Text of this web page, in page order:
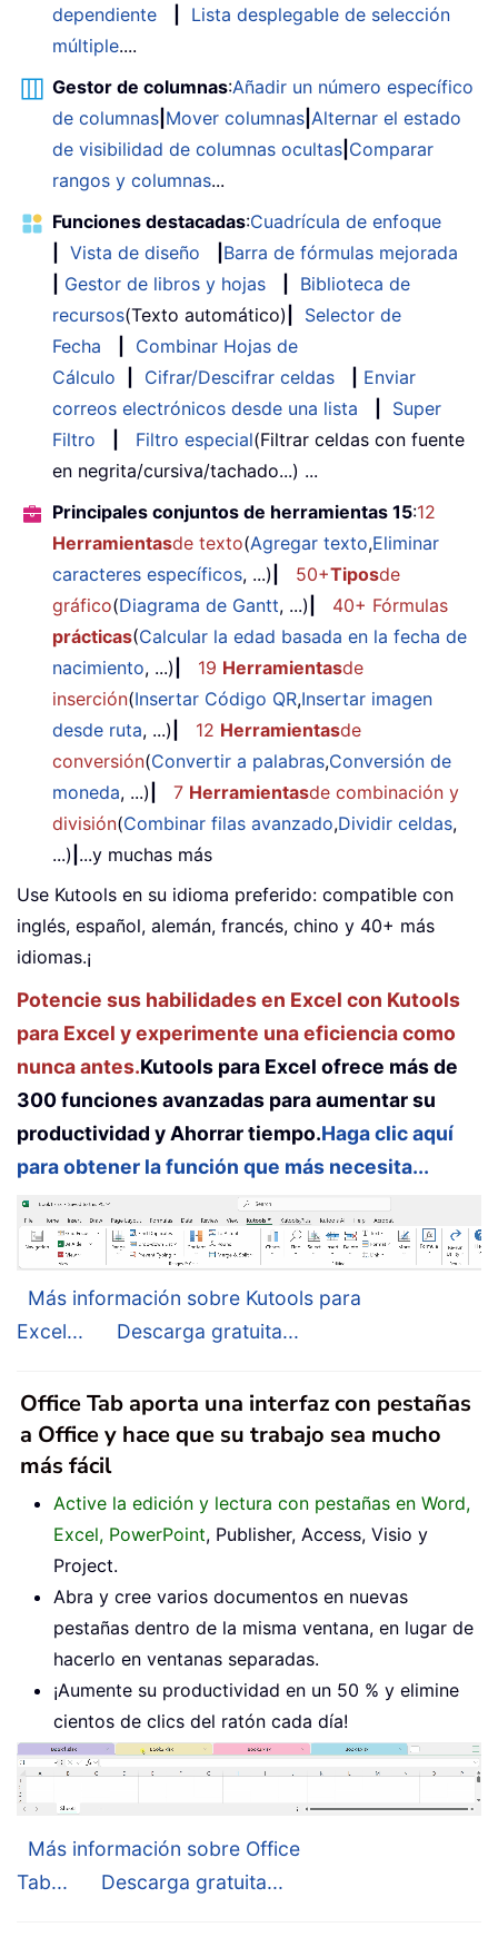
dependiente
Lista desplegable de selección
múltiple....
Gestor de columnas:Añadir un número específico
de columnas Mover columnas Alternar el estado
de visibilidad de columnas ocultas Comparar
rangos y columnas...
Funciones destacadas:Cuadrícula de enfoque
Vista de diseño
Barra de fórmulas mejorada
Gestor de libros y hojas
Biblioteca de
recursos(Texto automático)
Selector de
Fecha
Combinar Hojas de
Cálculo
Cifrar/Descifrar celdas
Enviar
correos electrónicos desde una lista
Super
Filtro
Filtro especial(Filtrar celdas con fuente
en negrita/cursiva/tachado...) ...
Principales conjuntos de herramientas 15:12
Herramientasde texto(Agregar texto,Eliminar
caracteres específicos, ...) 50+Tiposde
gráfico(Diagrama de Gantt, ...)
40+ Fórmulas
prácticas(Calcular la edad basada en la fecha de
nacimiento, ...) 19 Herramientasde
inserción(Insertar Código QR,Insertar imagen
desde ruta, ...) 12 Herramientasde
conversión(Convertir a palabras,Conversión de
moneda, ...) 7 Herramientasde combinación y
división(Combinar filas avanzado,Dividir celdas,
...) ...y muchas más
Use Kutools en su idioma preferido: compatible con
inglés, español, alemán, francés, chino y 40+ más
idiomas.¡
Potencie sus habilidades en Excel con Kutools
para Excel y experimente una eficiencia como
nunca antes.Kutools para Excel ofrece más de
300 funciones avanzadas para aumentar su
productividad y Ahorrar tiempo.Haga clic aquí
para obtener la función que más necesita...
Más información sobre Kutools para
Excel...
Descarga gratuita...
Office Tab aporta una interfaz con pestañas
a Office y hace que su trabajo sea mucho
más fácil
Active la edición y lectura con pestañas en Word,
Excel, PowerPoint, Publisher, Access, Visio y
Project.
Abra y cree varios documentos en nuevas
pestañas dentro de la misma ventana, en lugar de
hacerlo en ventanas separadas.
¡Aumente su productividad en un 50 % y elimine
cientos de clics del ratón cada día!
Más información sobre Office
Tab...
Descarga gratuita...